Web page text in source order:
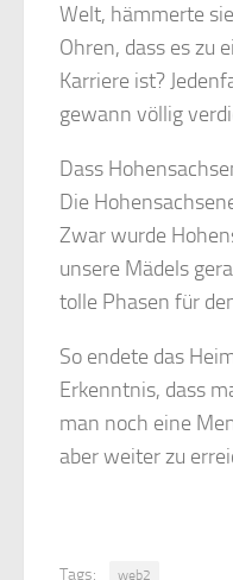
Welt, hämmerte
Ohren, dass es zu
Karriere ist?
gewann völlig
Dass
Die
Zwar wurde
unsere Mädels
tolle Phasen für
So endete das
Erkenntnis, dass
man noch eine
aber weiter zu
Tags: web2